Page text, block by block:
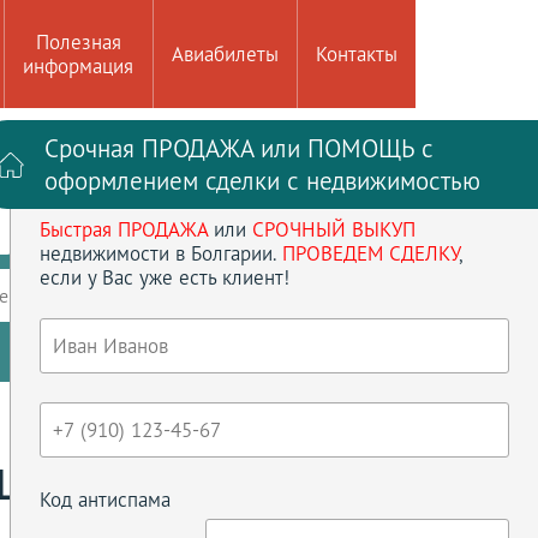
Полезная
информация
Авиабилеты Контакты
Войти на сайт Регистрация
до кв.м
Кол-во спален
ITTA
Срочная ПРОДАЖА или ПОМОЩЬ с
оформлением сделки с недвижимостью
Быстрая ПРОДАЖАили СРОЧНЫЙ ВЫКУП
недвижимости в Болгарии. ПРОВЕДЕМ СДЕЛКУ,
если у Вас уже есть клиент!
Код антиспама